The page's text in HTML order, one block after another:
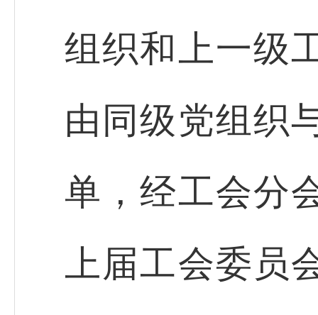
组织和上一级
由同级党组织
单，经工会分
上届工会委员